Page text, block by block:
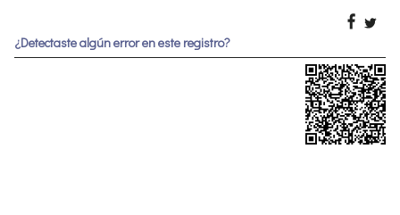
¿Detectaste algún error en este registro?